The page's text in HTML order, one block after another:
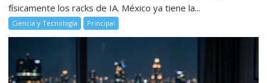
físicamente los racks de IA. México ya tiene la...
Ciencia y Tecnología Principal